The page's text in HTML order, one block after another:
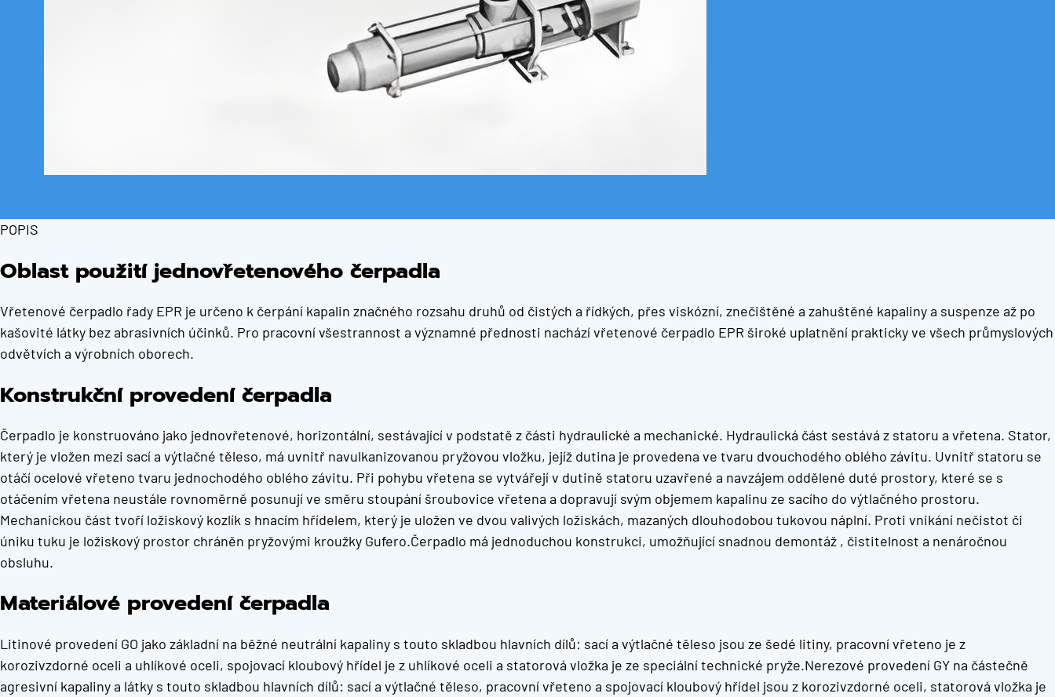
POPIS
Oblast použití jednovřetenového čerpadla
Vřetenové čerpadlo řady EPR je určeno k čerpání kapalin značného rozsahu druhů od čistých a řídkých, přes viskózní, znečištěné a zahuštěné kapaliny a suspenze až po
kašovité látky bez abrasivních účinků. Pro pracovní všestrannost a významné přednosti nachází vřetenové čerpadlo EPR široké uplatnění prakticky ve všech průmyslových
odvětvích a výrobních oborech.
Konstrukční provedení čerpadla
Čerpadlo je konstruováno jako jednovřetenové, horizontální, sestávající v podstatě z části hydraulické a mechanické. Hydraulická část sestává z statoru a vřetena. Stator,
který je vložen mezi sací a výtlačné těleso, má uvnitř navulkanizovanou pryžovou vložku, jejíž dutina je provedena ve tvaru dvouchodého oblého závitu. Uvnitř statoru se
otáčí ocelové vřeteno tvaru jednochodého oblého závitu. Při pohybu vřetena se vytvářejí v dutině statoru uzavřené a navzájem oddělené duté prostory, které se s
otáčením vřetena neustále rovnoměrně posunují ve směru stoupání šroubovice vřetena a dopravují svým objemem kapalinu ze sacího do výtlačného prostoru.
Mechanickou část tvoří ložiskový kozlík s hnacím hřídelem, který je uložen ve dvou valivých ložiskách, mazaných dlouhodobou tukovou náplní. Proti vnikání nečistot či
úniku tuku je ložiskový prostor chráněn pryžovými kroužky Gufero.Čerpadlo má jednoduchou konstrukci, umožňující snadnou demontáž , čistitelnost a nenáročnou
obsluhu.
Materiálové provedení čerpadla
Litinové provedení GO jako základní na běžné neutrální kapaliny s touto skladbou hlavních dílů: sací a výtlačné těleso jsou ze šedé litiny, pracovní vřeteno je z
korozivzdorné oceli a uhlíkové oceli, spojovací kloubový hřídel je z uhlíkové oceli a statorová vložka je ze speciální technické pryže.Nerezové provedení GY na částečně
agresivní kapaliny a látky s touto skladbou hlavních dílů: sací a výtlačné těleso, pracovní vřeteno a spojovací kloubový hřídel jsou z korozivzdorné oceli, statorová vložka je